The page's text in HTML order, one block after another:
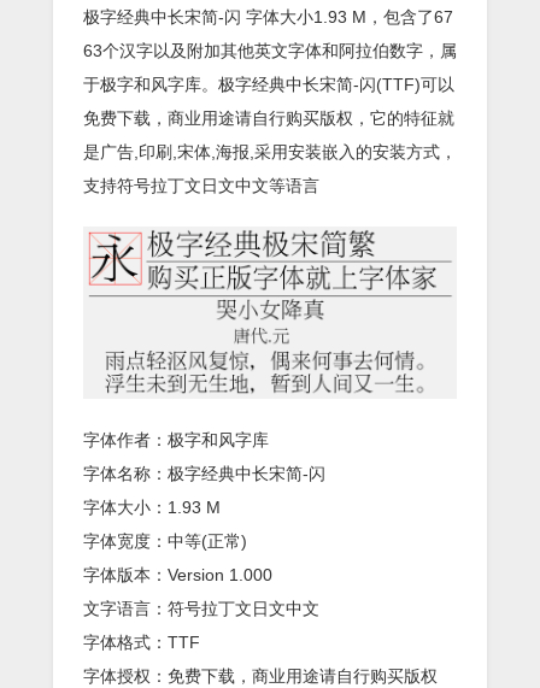
极字经典中长宋简-闪 字体大小1.93 M，包含了67
63个汉字以及附加其他英文字体和阿拉伯数字，属
于极字和风字库。极字经典中长宋简-闪(TTF)可以
免费下载，商业用途请自行购买版权，它的特征就
是广告,印刷,宋体,海报,采用安装嵌入的安装方式，
支持符号拉丁文日文中文等语言
字体作者：极字和风字库
字体名称：极字经典中长宋简-闪
字体大小：1.93 M
字体宽度：中等(正常)
字体版本：Version 1.000
文字语言：符号拉丁文日文中文
字体格式：TTF
字体授权：免费下载，商业用途请自行购买版权